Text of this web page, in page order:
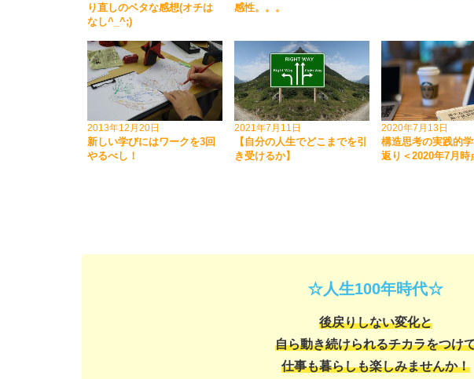
り直しのベタな感想(オチは
なし^_^;)
感性。。。
2013年12月20日
新しい学びにはワークを3回
やるべし！
2021年7月11日
【自分の人生でどこまでを引
き受けるか】
2020年7月13日
構造思考の実践的
返り＜2020年7月時
☆人生100年時代☆
後戻りしない変化と
自ら動き続けられるチカラをつけ
仕事も暮らしも楽しみませんか！